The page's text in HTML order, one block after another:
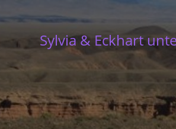
to
content
Sylvia & Eckhart